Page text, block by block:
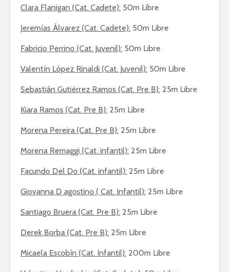
Clara Flanigan (Cat. Cadete): 50m Libre
Jeremías Álvarez (Cat. Cadete): 50m Libre
Fabricio Perrino (Cat. Juvenil): 50m Libre
Valentín López Rinaldi (Cat. Juvenil): 50m Libre
Sebastián Gutiérrez Ramos (Cat. Pre B): 25m Libre
Kiara Ramos (Cat. Pre B): 25m Libre
Morena Pereira (Cat. Pre B): 25m Libre
Morena Remaggi (Cat. infantil): 25m Libre
Facundo Del Do (Cat. infantil): 25m Libre
Giovanna D agostino ( Cat. Infantil): 25m Libre
Santiago Bruera (Cat. Pre B): 25m Libre
Derek Borba (Cat. Pre B): 25m Libre
Micaela Escobín (Cat. Infantil): 200m Libre